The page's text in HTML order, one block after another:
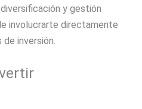
y gestión
involucrarte directamente
inversión.